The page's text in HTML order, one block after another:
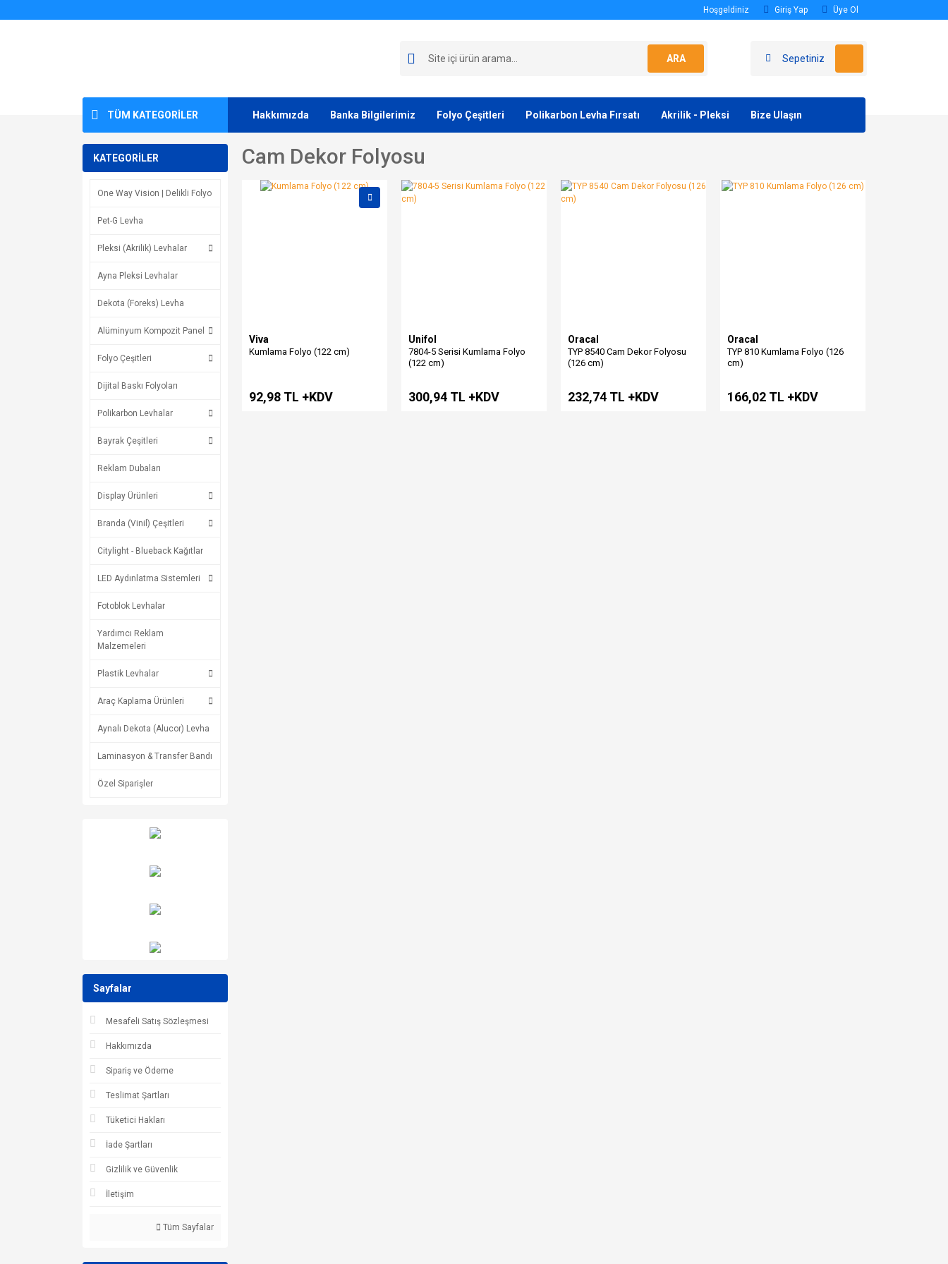
Hoşgeldiniz Giriş Yap Üye Ol
ARA Sepetiniz
TÜM KATEGORİLER Hakkımızda Banka Bilgilerimiz Folyo Çeşitleri Polikarbon Levha Fırsatı Akrilik - Pleksi Bize Ulaşın
KATEGORİLER
One Way Vision | Delikli Folyo
Pet-G Levha
Pleksi (Akrilik) Levhalar
Ayna Pleksi Levhalar
Dekota (Foreks) Levha
Alüminyum Kompozit Panel
Folyo Çeşitleri
Dijital Baskı Folyoları
Polikarbon Levhalar
Bayrak Çeşitleri
Reklam Dubaları
Display Ürünleri
Branda (Vinil) Çeşitleri
Citylight - Blueback Kağıtlar
LED Aydınlatma Sistemleri
Fotoblok Levhalar
Yardımcı Reklam
Malzemeleri
Plastik Levhalar
Araç Kaplama Ürünleri
Aynalı Dekota (Alucor) Levha
Laminasyon & Transfer Bandı
Özel Siparişler
Sayfalar
Mesafeli Satış Sözleşmesi
Hakkımızda
Sipariş ve Ödeme
Teslimat Şartları
Tüketici Hakları
İade Şartları
Gizlilik ve Güvenlik
İletişim
Tüm Sayfalar
Cam Dekor Folyosu
Viva
Kumlama Folyo (122 cm)
92,98 TL +KDV
Unifol
7804-5 Serisi Kumlama Folyo
(122 cm)
300,94 TL +KDV
Oracal
TYP 8540 Cam Dekor Folyosu
(126 cm)
232,74 TL +KDV
Oracal
TYP 810 Kumlama Folyo (126
cm)
166,02 TL +KDV